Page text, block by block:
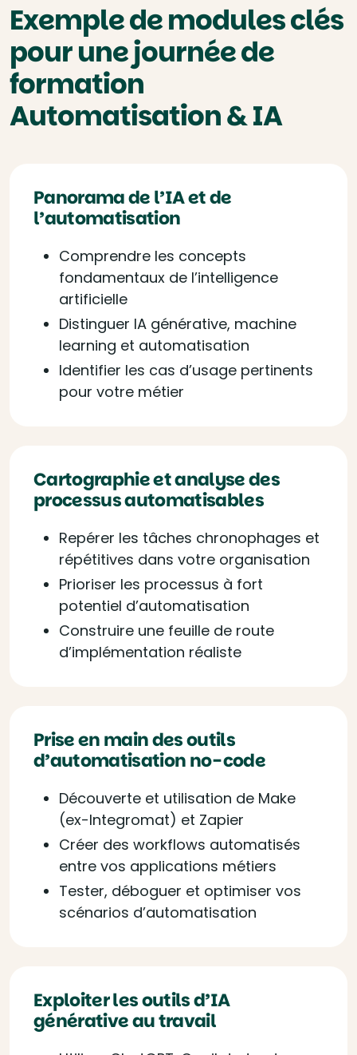
Exemple de modules clés
pour une journée de
formation
Automatisation & IA
Panorama de l’IA et de
l’automatisation
Comprendre les concepts
fondamentaux de l’intelligence
artificielle
Distinguer IA générative, machine
learning et automatisation
Identifier les cas d’usage pertinents
pour votre métier
Cartographie et analyse des
processus automatisables
Repérer les tâches chronophages et
répétitives dans votre organisation
Prioriser les processus à fort
potentiel d’automatisation
Construire une feuille de route
d’implémentation réaliste
Prise en main des outils
d’automatisation no-code
Découverte et utilisation de Make
(ex-Integromat) et Zapier
Créer des workflows automatisés
entre vos applications métiers
Tester, déboguer et optimiser vos
scénarios d’automatisation
Exploiter les outils d’IA
générative au travail